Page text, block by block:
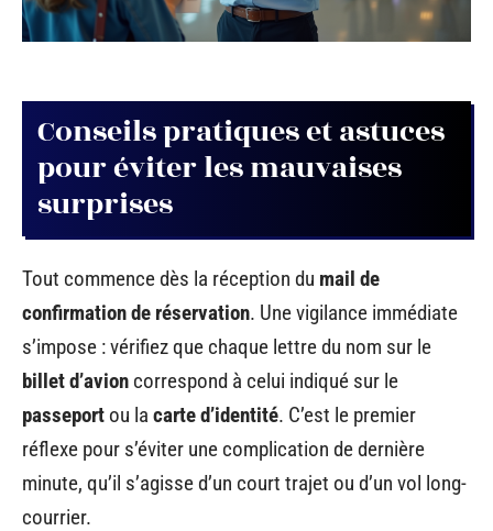
Conseils pratiques et astuces
pour éviter les mauvaises
surprises
Tout commence dès la réception du mail de
confirmation de réservation. Une vigilance immédiate
s’impose : vérifiez que chaque lettre du nom sur le
billet d’avion correspond à celui indiqué sur le
passeport ou la carte d’identité. C’est le premier
réflexe pour s’éviter une complication de dernière
minute, qu’il s’agisse d’un court trajet ou d’un vol long-
courrier.